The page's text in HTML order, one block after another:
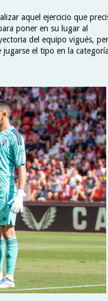
aquel ejercicio que
poner en su lugar al
del equipo vigués,
el tipo en la